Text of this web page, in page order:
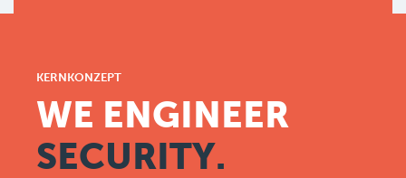
KERNKONZEPT
WE ENGINEER
SECURITY.